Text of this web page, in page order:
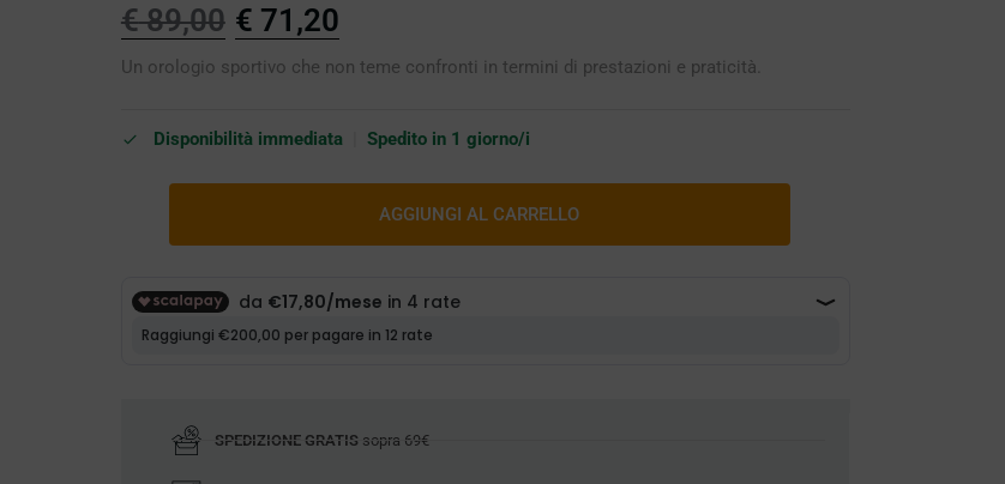
€89,00 € 71,20
Un orologio sportivo che non teme confronti in termini di prestazioni e praticità.
Disponibilità immediata Spedito in 1 giorno/i
AGGIUNGI AL CARRELLO
SPEDIZIONE GRATIS sopra 69€